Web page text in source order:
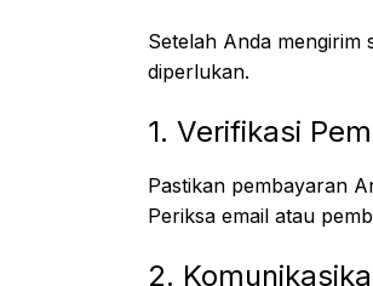
Setelah Anda mengirim
diperlukan.
1. Verifikasi
Pastikan pembayaran
Periksa email atau
2.